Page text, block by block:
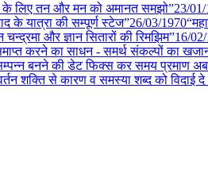
लिए तन और मन को अमानत समझो”23/01/
के यात्रा की सम्पूर्ण स्टेज”26/03/1970
चन्द्रमा और ज्ञान सितारों की रिमझिम”16/02/
करने का साधन - समर्थ संकल्पों का
बनने की डेट फिक्स कर समय प्रमाण अब
शक्ति से कारण व समस्या शब्द को विदाई